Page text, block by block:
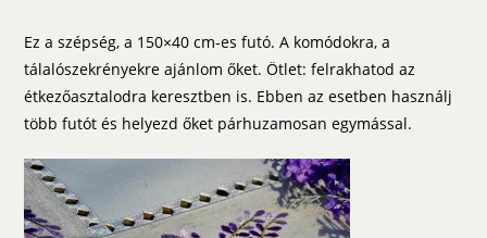
Ez a szépség, a 150×40 cm-es futó. A komódokra, a
tálalószekrényekre ajánlom őket. Ötlet: felrakhatod az
étkezőasztalodra keresztben is. Ebben az esetben használj
több futót és helyezd őket párhuzamosan egymással.